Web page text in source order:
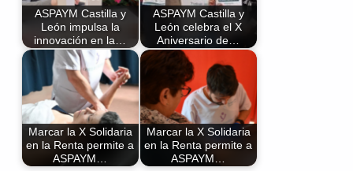
ASPAYM Castilla y
León impulsa la
innovación en la…
ASPAYM Castilla y
León celebra el X
Aniversario de…
Marcar la X Solidaria
en la Renta permite a
ASPAYM…
Marcar la X Solidaria
en la Renta permite a
ASPAYM…